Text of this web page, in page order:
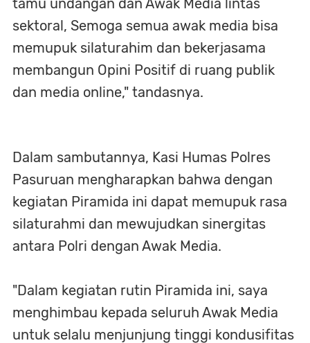
tamu undangan dan Awak Media lintas
sektoral, Semoga semua awak media bisa
memupuk silaturahim dan bekerjasama
membangun Opini Positif di ruang publik
dan media online," tandasnya.
Dalam sambutannya, Kasi Humas Polres
Pasuruan mengharapkan bahwa dengan
kegiatan Piramida ini dapat memupuk rasa
silaturahmi dan mewujudkan sinergitas
antara Polri dengan Awak Media.
"Dalam kegiatan rutin Piramida ini, saya
menghimbau kepada seluruh Awak Media
untuk selalu menjunjung tinggi kondusifitas